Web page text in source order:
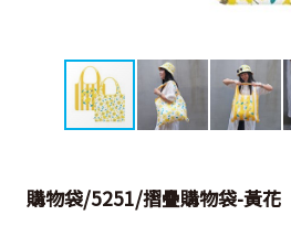
購物袋/5251/摺疊購物袋-黃花